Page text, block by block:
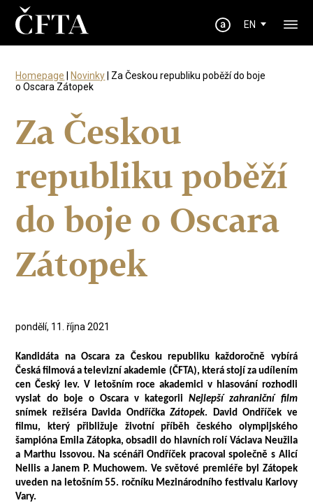
EN
Homepage Novinky | Za Českou republiku poběží do boje
o Oscara Zátopek
Za Českou
republiku poběží
do boje o Oscara
Zátopek
pondělí, 11. října 2021
Kandidáta na Oscara za Českou republiku každoročně vybírá
Česká filmová a televizní akademie (ČFTA), která stojí za udílením
cen Český lev. V letošním roce akademici v hlasování rozhodli
vyslat do boje o Oscara v kategoriiNejlepší zahraniční film
snímek režiséra Davida OndříčkaZátopek. David Ondříček ve
filmu, který přibližuje životní příběh českého olympijského
šampióna Emila Zátopka, obsadil do hlavních rolí Václava Neužila
a Marthu Issovou. Na scénáři Ondříček pracoval společně s Alicí
Nellis a Janem P. Muchowem. Ve světové premiéře byl Zátopek
uveden na letošním 55. ročníku Mezinárodního festivalu Karlovy
Vary.